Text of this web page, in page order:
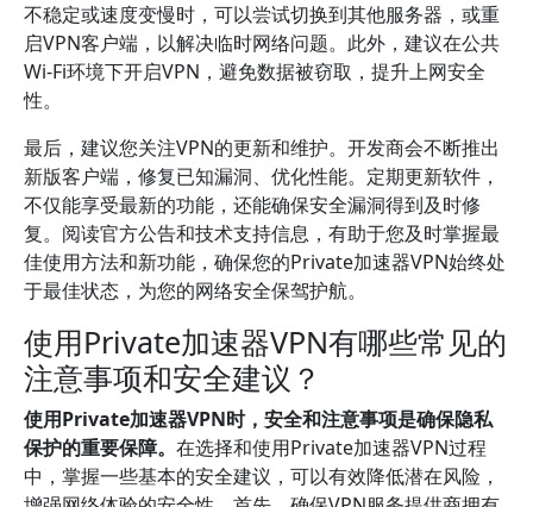
不稳定或速度变慢时，可以尝试切换到其他服务器，或重
启VPN客户端，以解决临时网络问题。此外，建议在公共
Wi-Fi环境下开启VPN，避免数据被窃取，提升上网安全
性。
最后，建议您关注VPN的更新和维护。开发商会不断推出
新版客户端，修复已知漏洞、优化性能。定期更新软件，
不仅能享受最新的功能，还能确保安全漏洞得到及时修
复。阅读官方公告和技术支持信息，有助于您及时掌握最
佳使用方法和新功能，确保您的Private加速器VPN始终处
于最佳状态，为您的网络安全保驾护航。
使用Private加速器VPN有哪些常见的
注意事项和安全建议？
使用Private加速器VPN时，安全和注意事项是确保隐私
保护的重要保障。 在选择和使用Private加速器VPN过程
中，掌握一些基本的安全建议，可以有效降低潜在风险，